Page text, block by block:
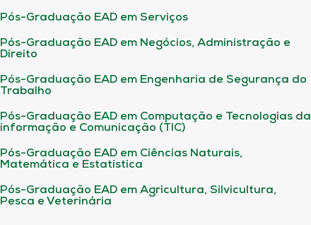
Pós-Graduação EAD em Serviços
Pós-Graduação EAD em Negócios, Administração e
Direito
Pós-Graduação EAD em Engenharia de Segurança do
Trabalho
Pós-Graduação EAD em Computação e Tecnologias da
informação e Comunicação (TIC)
Pós-Graduação EAD em Ciências Naturais,
Matemática e Estatística
Pós-Graduação EAD em Agricultura, Silvicultura,
Pesca e Veterinária